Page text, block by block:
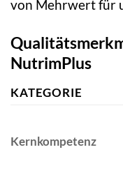
von Mehrwert für
NutrimPlus
KATEGORIE
Kernkompetenz